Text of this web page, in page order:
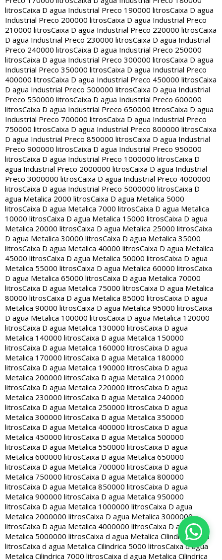
litrosCaixa D agua Industrial Preco 190000 litrosCaixa D agua
Industrial Preco 200000 litrosCaixa D agua Industrial Preco
210000 litrosCaixa D agua Industrial Preco 220000 litrosCaixa
D agua Industrial Preco 230000 litrosCaixa D agua Industrial
Preco 240000 litrosCaixa D agua Industrial Preco 250000
litrosCaixa D agua Industrial Preco 300000 litrosCaixa D agua
Industrial Preco 350000 litrosCaixa D agua Industrial Preco
400000 litrosCaixa D agua Industrial Preco 450000 litrosCaixa
D agua Industrial Preco 500000 litrosCaixa D agua Industrial
Preco 550000 litrosCaixa D agua Industrial Preco 600000
litrosCaixa D agua Industrial Preco 650000 litrosCaixa D agua
Industrial Preco 700000 litrosCaixa D agua Industrial Preco
750000 litrosCaixa D agua Industrial Preco 800000 litrosCaixa
D agua Industrial Preco 850000 litrosCaixa D agua Industrial
Preco 900000 litrosCaixa D agua Industrial Preco 950000
litrosCaixa D agua Industrial Preco 1000000 litrosCaixa D
agua Industrial Preco 2000000 litrosCaixa D agua Industrial
Preco 3000000 litrosCaixa D agua Industrial Preco 4000000
litrosCaixa D agua Industrial Preco 5000000 litrosCaixa D
agua Metalica 2000 litrosCaixa D agua Metalica 5000
litrosCaixa D agua Metalica 7000 litrosCaixa D agua Metalica
10000 litrosCaixa D agua Metalica 15000 litrosCaixa D agua
Metalica 20000 litrosCaixa D agua Metalica 25000 litrosCaixa
D agua Metalica 30000 litrosCaixa D agua Metalica 35000
litrosCaixa D agua Metalica 40000 litrosCaixa D agua Metalica
45000 litrosCaixa D agua Metalica 50000 litrosCaixa D agua
Metalica 55000 litrosCaixa D agua Metalica 60000 litrosCaixa
D agua Metalica 65000 litrosCaixa D agua Metalica 70000
litrosCaixa D agua Metalica 75000 litrosCaixa D agua Metalica
80000 litrosCaixa D agua Metalica 85000 litrosCaixa D agua
Metalica 90000 litrosCaixa D agua Metalica 95000 litrosCaixa
D agua Metalica 100000 litrosCaixa D agua Metalica 120000
litrosCaixa D agua Metalica 130000 litrosCaixa D agua
Metalica 140000 litrosCaixa D agua Metalica 150000
litrosCaixa D agua Metalica 160000 litrosCaixa D agua
Metalica 170000 litrosCaixa D agua Metalica 180000
litrosCaixa D agua Metalica 190000 litrosCaixa D agua
Metalica 200000 litrosCaixa D agua Metalica 210000
litrosCaixa D agua Metalica 220000 litrosCaixa D agua
Metalica 230000 litrosCaixa D agua Metalica 240000
litrosCaixa D agua Metalica 250000 litrosCaixa D agua
Metalica 300000 litrosCaixa D agua Metalica 350000
litrosCaixa D agua Metalica 400000 litrosCaixa D agua
Metalica 450000 litrosCaixa D agua Metalica 500000
litrosCaixa D agua Metalica 550000 litrosCaixa D agua
Metalica 600000 litrosCaixa D agua Metalica 650000
litrosCaixa D agua Metalica 700000 litrosCaixa D agua
Metalica 750000 litrosCaixa D agua Metalica 800000
litrosCaixa D agua Metalica 850000 litrosCaixa D agua
Metalica 900000 litrosCaixa D agua Metalica 950000
litrosCaixa D agua Metalica 1000000 litrosCaixa D agua
Metalica 2000000 litrosCaixa D agua Metalica 3000000
litrosCaixa D agua Metalica 4000000 litrosCaixa D agua
Metalica 5000000 litrosCaixa d agua Metalica Cilindrica 2000
litrosCaixa d agua Metalica Cilindrica 5000 litrosCaixa d agua
Metalica Cilindrica 7000 litrosCaixa d agua Metalica Cilindrica